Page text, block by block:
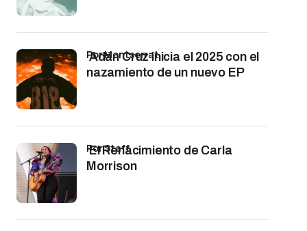
Adán Cruz inicia el 2025 con el
nazamiento de un nuevo EP
por Montserrat
El Renacimiento de Carla
Morrison
por Staff